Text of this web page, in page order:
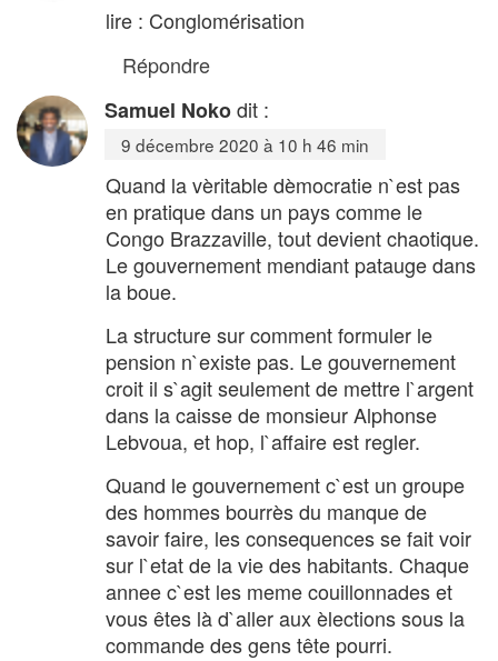
lire : Conglomérisation
Répondre
Samuel Nokodit :
9 décembre 2020 à 10 h 46 min
Quand la vèritable dèmocratie n`est pas
en pratique dans un pays comme le
Congo Brazzaville, tout devient chaotique.
Le gouvernement mendiant patauge dans
la boue.
La structure sur comment formuler le
pension n`existe pas. Le gouvernement
croit il s`agit seulement de mettre l`argent
dans la caisse de monsieur Alphonse
Lebvoua, et hop, l`affaire est regler.
Quand le gouvernement c`est un groupe
des hommes bourrès du manque de
savoir faire, les consequences se fait voir
sur l`etat de la vie des habitants. Chaque
annee c`est les meme couillonnades et
vous êtes là d`aller aux èlections sous la
commande des gens tête pourri.